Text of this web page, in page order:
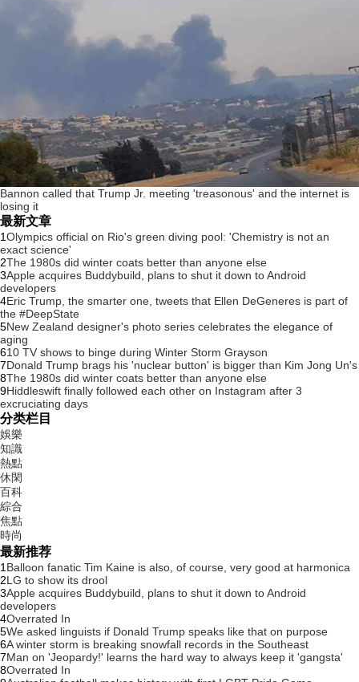
Bannon called that Trump Jr. meeting 'treasonous' and the internet is
losing it
最新文章
1Olympics official on Rio's green diving pool: 'Chemistry is not an
exact science'
2The 1980s did winter coats better than anyone else
3Apple acquires Buddybuild, plans to shut it down to Android
developers
4Eric Trump, the smarter one, tweets that Ellen DeGeneres is part of
the #DeepState
5New Zealand designer's photo series celebrates the elegance of
aging
610 TV shows to binge during Winter Storm Grayson
7Donald Trump brags his 'nuclear button' is bigger than Kim Jong Un's
8The 1980s did winter coats better than anyone else
9Hiddleswift finally followed each other on Instagram after 3
excruciating days
分类栏目
娛樂
知識
熱點
休閑
百科
綜合
焦點
時尚
最新推荐
1Balloon fanatic Tim Kaine is also, of course, very good at harmonica
2LG to show its drool
3Apple acquires Buddybuild, plans to shut it down to Android
developers
4Overrated In
5We asked linguists if Donald Trump speaks like that on purpose
6A winter storm is breaking snowfall records in the Southeast
7Man on 'Jeopardy!' learns the hard way to always keep it 'gangsta'
8Overrated In